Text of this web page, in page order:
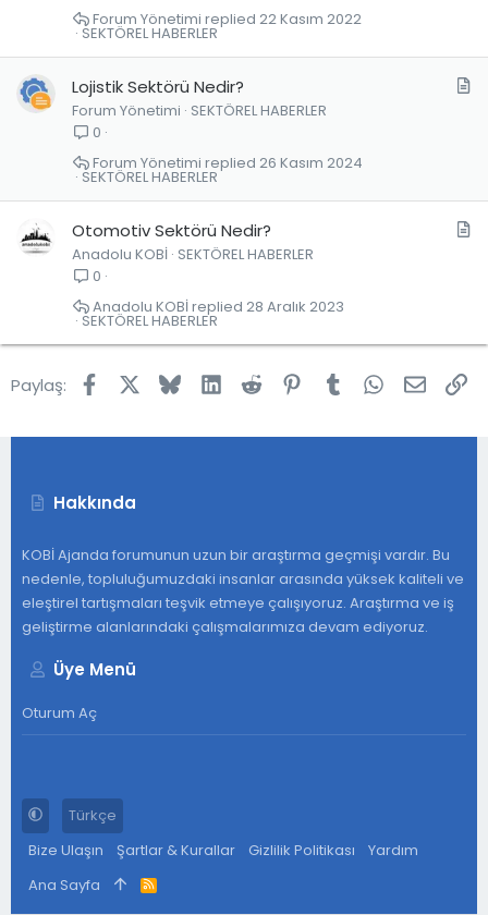
SEKTÖREL HABERLER
22 Kasım 2022
Forum Yönetimi
Lojistik Sektörü Nedir?
Forum Yönetimi SEKTÖREL HABERLER
0
SEKTÖREL HABERLER
26 Kasım 2024
Forum Yönetimi
Otomotiv Sektörü Nedir?
Anadolu KOBİ SEKTÖREL HABERLER
0
SEKTÖREL HABERLER
28 Aralık 2023
Anadolu KOBİ
Paylaş: FacebookBlueskyLinkedInReddit Pinterest
Tumblr WhatsApp
E-
Hakkında
KOBİ Ajanda forumunun uzun bir araştırma geçmişi vardır. Bu
nedenle, topluluğumuzdaki insanlar arasında yüksek kaliteli ve
eleştirel tartışmaları teşvik etmeye çalışıyoruz. Araştırma ve iş
geliştirme alanlarındaki çalışmalarımıza devam ediyoruz.
Üye Menü
Oturum Aç
Türkçe
Bize Ulaşın
Şartlar & Kurallar Gizlilik Politikası
Yardım
Ana Sayfa
R
S